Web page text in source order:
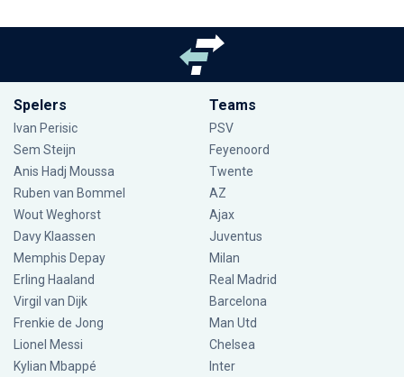
Spelers
Ivan Perisic
Sem Steijn
Anis Hadj Moussa
Ruben van Bommel
Wout Weghorst
Davy Klaassen
Memphis Depay
Erling Haaland
Virgil van Dijk
Frenkie de Jong
Lionel Messi
Kylian Mbappé
Teams
PSV
Feyenoord
Twente
AZ
Ajax
Juventus
Milan
Real Madrid
Barcelona
Man Utd
Chelsea
Inter